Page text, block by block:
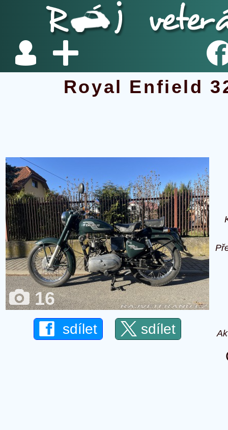
Royal Enfield
16
sdílet sdílet